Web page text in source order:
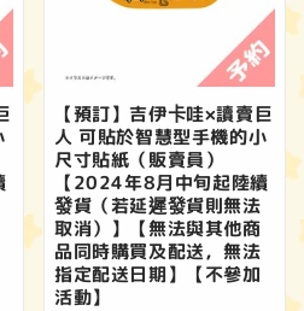
【預訂】吉伊卡哇×讀賣巨
人 可貼於智慧型手機的小
尺寸貼紙（販賣員）
【2024年8月中旬起陸續
發貨（若延遲發貨則無法
取消）】【無法與其他商
品同時購買及配送，無法
指定配送日期】【不參加
活動】